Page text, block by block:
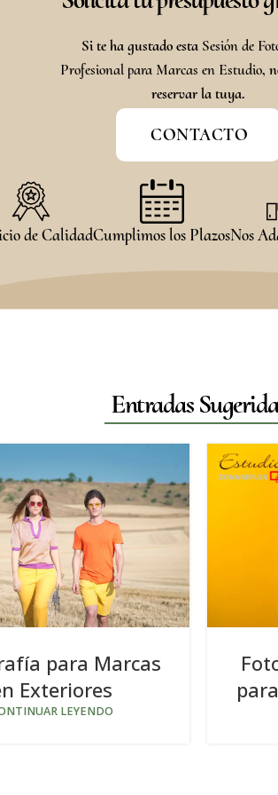
Si te ha gustado esta Sesión de
Profesional para Marcas en Estudio,
reservar la tuya.
CONTACTO
de CalidadCumplimos los PlazosNos
Entradas
para Marcas
Exteriores
LEYENDO